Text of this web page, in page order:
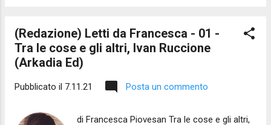
Parte terza Parte quarta Parte quinta Parte
sesta ( e intervento Sergio Daniele Donati)
Cambiamento e angoscia - testo poetico di
(Redazione) Letti da Francesca - 01 -
Tra le cose e gli altri, Ivan Ruccione
(Arkadia Ed)
Pubblicato il 7.11.21 Posta un commento
di Francesca Piovesan Tra le cose e gli altri,